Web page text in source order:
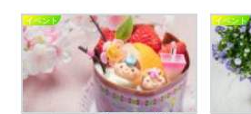
イベント イベント